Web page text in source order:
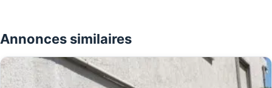
Annonces similaires